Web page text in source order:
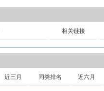
相关链接
近三月 同类排名 近六月